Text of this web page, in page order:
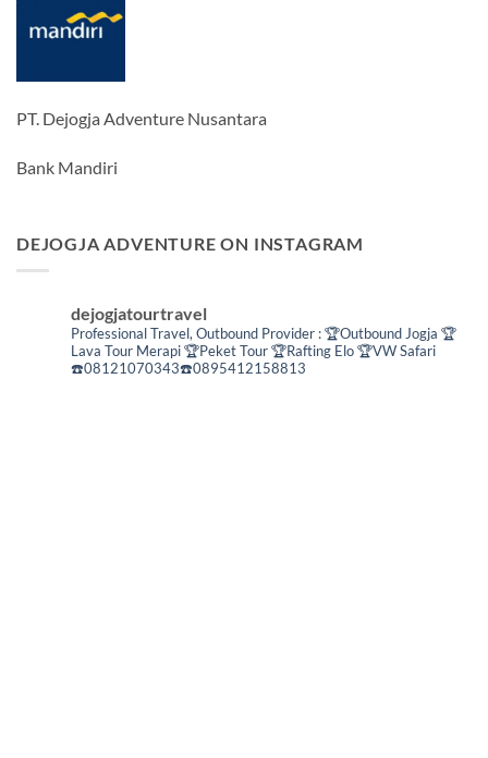
PT. Dejogja Adventure Nusantara
Bank Mandiri
DEJOGJA ADVENTURE ON INSTAGRAM
dejogjatourtravel
Professional Travel, Outbound Provider :🏆Outbound Jogja 🏆
Lava Tour Merapi🏆Peket Tour🏆Rafting Elo🏆VW Safari
☎️08121070343☎️0895412158813